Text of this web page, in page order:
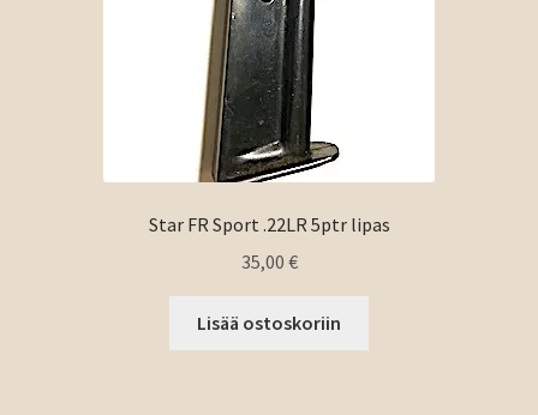
Star FR Sport .22LR 5ptr lipas
35,00 €
Lisää ostoskoriin